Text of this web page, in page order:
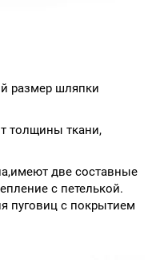
размер шляпки
толщины ткани,
две составные
с петелькой.
пуговиц с покрытием